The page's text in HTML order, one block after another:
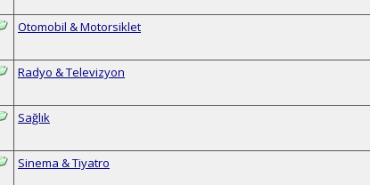
Otomobil & Motorsiklet
Radyo & Televizyon
Sağlık
Sinema & Tiyatro